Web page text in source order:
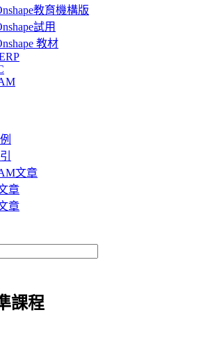
教育機構版
試用
教材
文章
章
章
課程